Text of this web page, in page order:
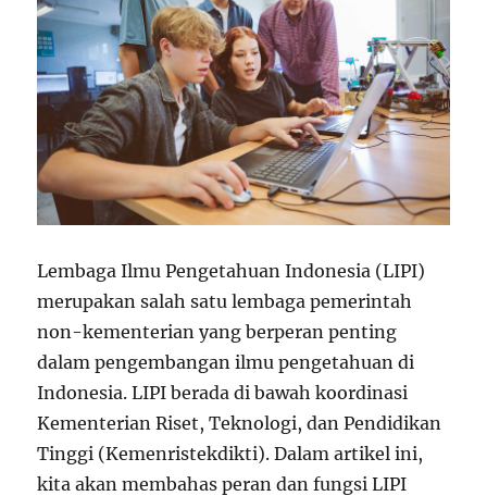
Lembaga Ilmu Pengetahuan Indonesia (LIPI)
merupakan salah satu lembaga pemerintah
non-kementerian yang berperan penting
dalam pengembangan ilmu pengetahuan di
Indonesia. LIPI berada di bawah koordinasi
Kementerian Riset, Teknologi, dan Pendidikan
Tinggi (Kemenristekdikti). Dalam artikel ini,
kita akan membahas peran dan fungsi LIPI